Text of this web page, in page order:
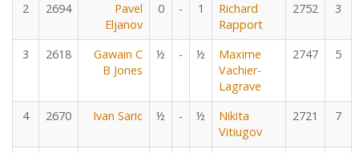
2 2694
Pavel
Eljanov
0 - 1
Richard
Rapport
2752 3
3 2618
Gawain C
B Jones
½ - ½
Maxime
Vachier-
Lagrave
2747 5
4 2670 Ivan Saric ½ - ½
Nikita
Vitiugov
2721 7